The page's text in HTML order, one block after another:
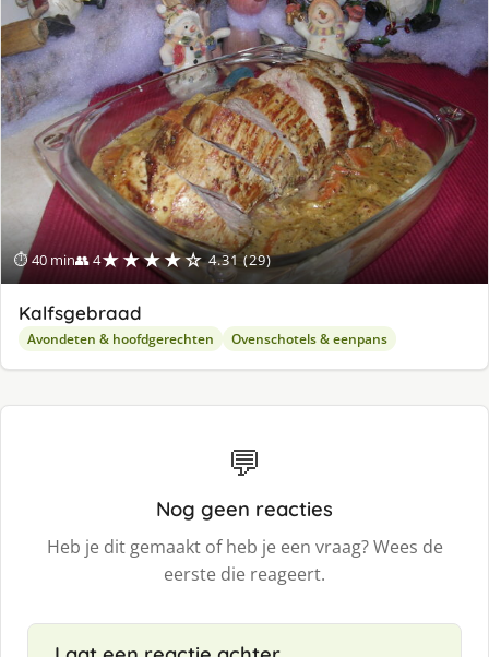
⏱ 40 min👥 4★★★★☆ 4.31 (29)
Kalfsgebraad
Avondeten & hoofdgerechten Ovenschotels & eenpans
💬
Nog geen reacties
Heb je dit gemaakt of heb je een vraag? Wees de
eerste die reageert.